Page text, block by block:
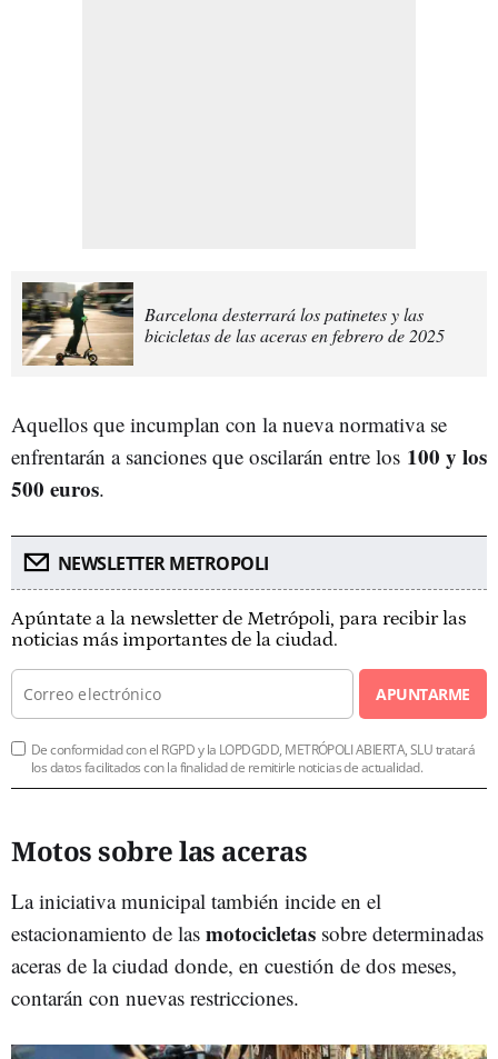
Barcelona desterrará los patinetes y las
bicicletas de las aceras en febrero de 2025
Aquellos que incumplan con la nueva normativa se
enfrentarán a sanciones que oscilarán entre los 100 y los
500 euros.
NEWSLETTER METROPOLI
Apúntate a la newsletter de Metrópoli, para recibir las
noticias más importantes de la ciudad.
APUNTARME
De conformidad con el RGPD y la LOPDGDD, METRÓPOLI ABIERTA, SLU tratará
los datos facilitados con la finalidad de remitirle noticias de actualidad.
Motos sobre las aceras
La iniciativa municipal también incide en el
estacionamiento de las motocicletas sobre determinadas
aceras de la ciudad donde, en cuestión de dos meses,
contarán con nuevas restricciones.